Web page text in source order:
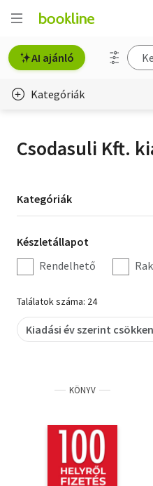
AI ajánló
Kategóriák
Erotika
Hobbi, szabadidő
Irodalom
Művészet
Szakkönyv
Szótár, nyelvkönyv
Természettudomány
Történelem
Csodasuli Kft.
Kategória
szűrés
Kategóriák
Készletállapot
szűrés
Készletállapot
Rendelhető
Találatok száma: 24
Kiadási év szerint
KÖNYV